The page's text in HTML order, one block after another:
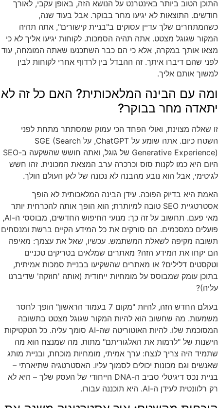
התוכן הטוב ביותר באינטרנט על הנושא הזה, באופן עקבי, לאורך
חודשים. התוצאות לא יגיעו מחר בבוקר. אבל בעוד שנה,
כשהמתחרים שלך עדיין עסוקים ב"בניית קישורים", אתה תהיה
המקור שגוגל מצטט. אתה תהיה הסמכות. לקוחות יגיעו אליך לא כי
מצאו אותך במקרה, אלא כי הם כבר השתכנעו שאתה המומחה, עוד
לפני שהם דיברו איתך. זה ההבדל בין לרדוף אחרי לקוחות לבין
למשוך אותם אליך.
ומה עם הבינה המלאכותית? האם כל זה לא
יתאדה מחר בבוקר?
זו שאלה מצוינת, ואולי הפחד הכי עמוק שמסתתר מתחת לפני
השטח כיום. אתה שומע על ChatGPT, על SGE (Search
Generative Experience) של גוגל, ואתה חושש שהשקעה ב-SEO
היום היא כמו לקנות סוס וכרכרה ערב המצאת המכונית. זהו חשש
לגיטימי, אבל הוא נובע מהבנה לא נכונה של לאן העולם הולך.
האמת היא בדיוק הפוכה. עידן הבינה המלאכותית לא הופך
אסטרטגיית SEO טובה למיותרת; הוא הופך אותה להכרחית יותר
מאי פעם. תחשוב על זה כך: מנועי החיפוש החדשים, מבוססי ה-AI,
פועלים כמסכמים. הם סורקים את כל המידע הקיים ברשת ומנסחים
תשובה מקיפה לשאלת המשתמש. עכשיו, שאל את עצמך: מאיפה
הם יקחו את המידע הזה? מאתרים שמלאים בטריקים טכניים
וטקסטים דלילים? או מאתרים שהשקיעו בבניית סמכות אמיתית,
בתוכן עומק שמבוסס על מומחיות ייחודית (אותה 'חוזקה' שדיברנו
עליה)?
בעולם החדש הזה, להיות "מקום 7 בעמוד הראשון" הופך לחסר
משמעות. מה שחשוב הוא להיות המקור שגוגל מצטט בתשובה
המסוכמת שלו. להיות האוטוריטה שה-AI סומך עליה. כל הטקטיקות
הישנות של "לרמות את האלגוריתם" מתות. מה שמנצח הוא מה
שתמיד היה צריך לנצח: ערך אמיתי, מומחיות מוכחת, ובניית מותג
שאנשים וגם מכונות יכולים לסמוך עליו. האסטרטגיה שתיארתי –
בניית נכס דיגיטלי סביב ה-DNA הייחודי של העסק שלך – היא לא
רק רלוונטית לעידן ה-AI. היא תוכננה עבורו.